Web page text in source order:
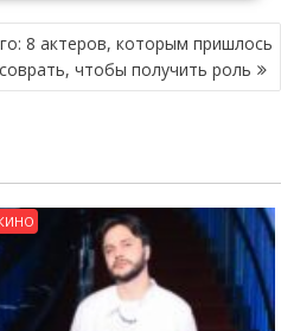
8 актеров, которым пришлось
соврать, чтобы получить роль